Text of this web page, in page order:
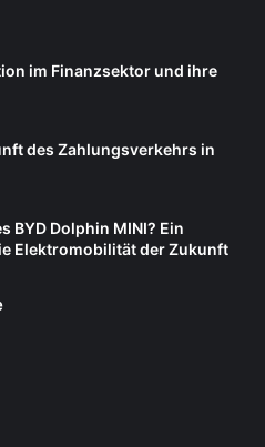
im Finanzsektor und ihre
des Zahlungsverkehrs in
BYD Dolphin MINI? Ein
Elektromobilität der Zukunft